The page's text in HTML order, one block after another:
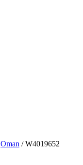
Oman / W4019652